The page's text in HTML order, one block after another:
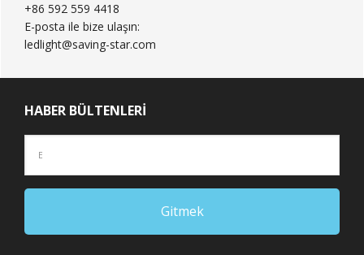
+86 592 559 4418
E-posta ile bize ulaşın:
ledlight@saving-star.com
HABER BÜLTENLERI